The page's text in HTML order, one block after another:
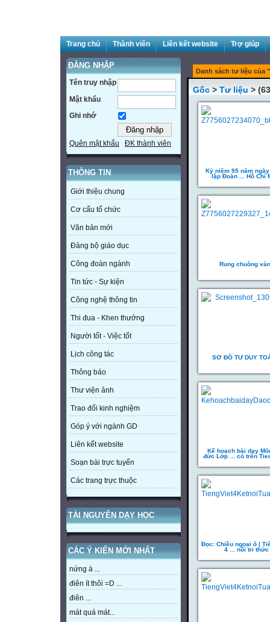
Trang chủ Thành viên Liên kết website Trợ giúp
ĐĂNG NHẬP
Tên truy nhập
Mật khẩu
Ghi nhớ
Quên mật khẩu ĐK thành viên
THÔNG TIN
Giới thiệu chung
Cơ cấu tổ chức
Văn bản mới
Đảng bộ giáo dục
Công đoàn ngành
Tin tức - Sự kiện
Công nghệ thông tin
Thi đua - Khen thưởng
Người tốt - Việc tốt
Lịch công tác
Thông báo
Thư viện ảnh
Trao đổi kinh nghiệm
Góp ý với ngành GD
Liên kết website
Soạn bài trực tuyến
Các trang trực thuộc
TÀI NGUYÊN DẠY HỌC
CÁC Ý KIẾN MỚI NHẤT
nứng à ...
điên ít thôi =D ...
điên ...
mát quá mát...
Danh sách tư liệu của
Gốc > Tư liệu >
Kỷ niệm 95 năm
lập Đoàn ... Hồ Chí
Rung chuông
SƠ ĐỒ TƯ DUY
Kế hoạch bài dạy
đức Lớp ... có trên
Đọc: Chiều ngoại ô |
4 ... nối tri thức